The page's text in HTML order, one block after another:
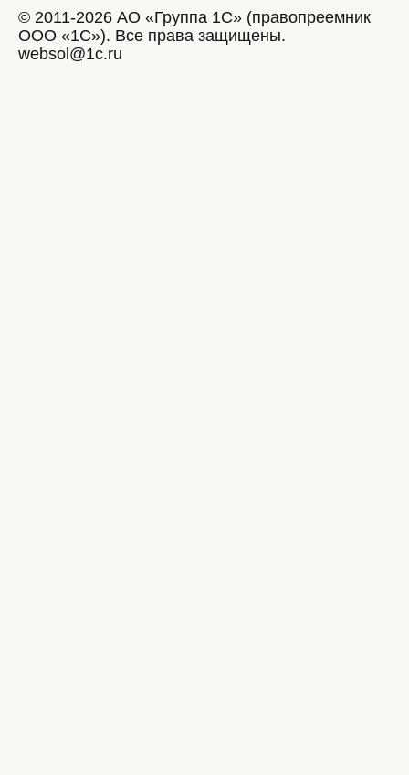
© 2011-2026 АО «Группа 1С» (правопреемник
ООО «1С»). Все права защищены.
websol@1c.ru